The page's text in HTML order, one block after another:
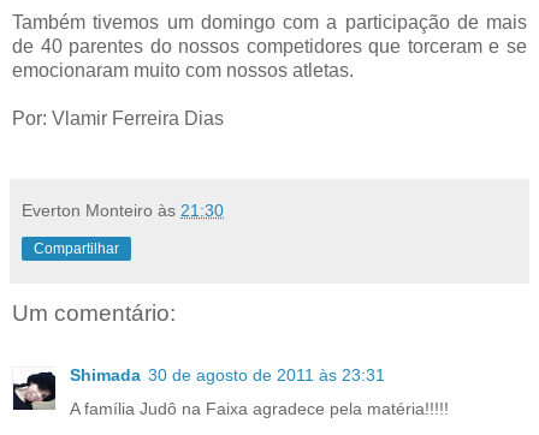
Também tivemos um domingo com a participação de mais
de 40 parentes do nossos competidores que torceram e se
emocionaram muito com nossos atletas.
Por: Vlamir Ferreira Dias
Everton Monteiro às 21:30
Compartilhar
Um comentário:
Shimada 30 de agosto de 2011 às 23:31
A família Judô na Faixa agradece pela matéria!!!!!